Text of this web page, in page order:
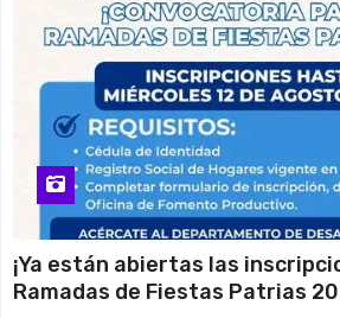
¡Ya están abiertas las
Ramadas de Fiestas Patrias